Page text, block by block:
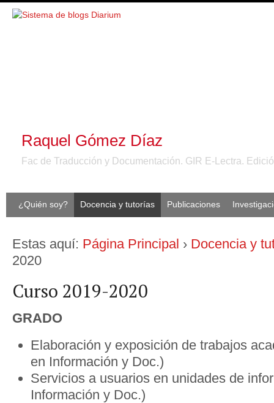
Raquel Gómez Díaz
Fac de Traducción y Documentación. GIR E-Lectra.
¿Quién soy? Docencia y tutorías Publicaciones
Estas aquí: Página Principal › Docencia y
2020
Curso 2019-2020
GRADO
Elaboración y exposición de trabajos
en Información y Doc.)
Servicios a usuarios en unidades de
Información y Doc.)